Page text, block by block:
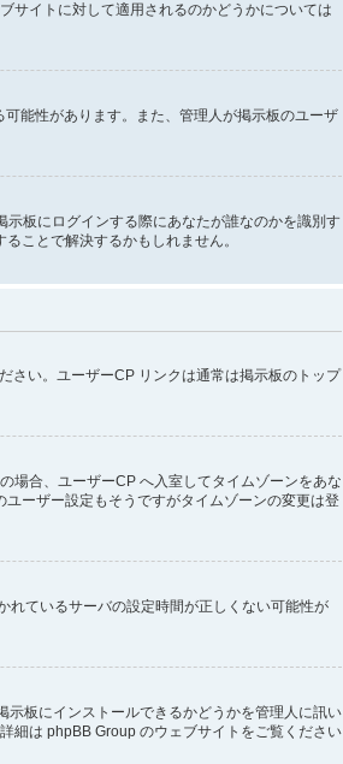
サイトに対して適用されるのかどうかについては
能性があります。また、管理人が掲示板のユーザ
板にログインする際にあなたが誰なのかを識別す
ことで解決するかもしれません。
さい。ユーザーCP リンクは通常は掲示板のトップ
場合、ユーザーCP へ入室してタイムゾーンをあな
ーザー設定もそうですがタイムゾーンの変更は登
れているサーバの設定時間が正しくない可能性が
示板にインストールできるかどうかを管理人に訊い
細は phpBB Group のウェブサイトをご覧ください